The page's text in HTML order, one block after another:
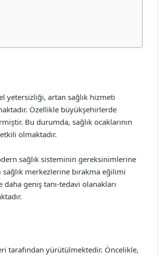
yetersizliği, artan sağlık hizmeti
Özellikle büyükşehirlerde
Bu durumda, sağlık ocaklarının
olmaktadır.
sağlık sisteminin gereksinimlerine
sağlık merkezlerine bırakma eğilimi
geniş tanı-tedavi olanakları
tarafından yürütülmektedir. Öncelikle,